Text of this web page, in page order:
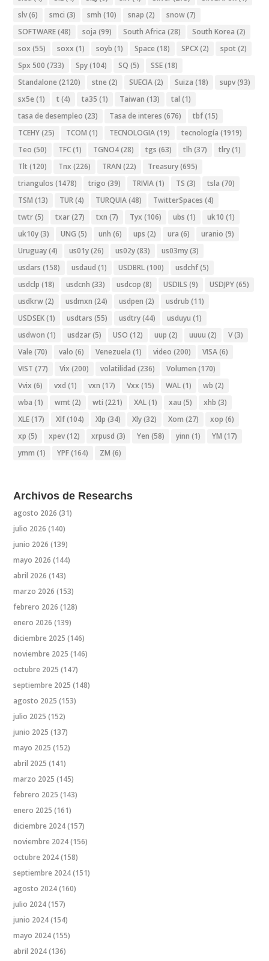
slv(6) smci (3) smh (10) snap (2) snow(7)
SOFTWARE(48) soja (99) South Africa (28) South Korea (2)
sox (55) soxx (1) soyb (1) Space (18) SPCX(2) spot (2)
Spx 500 (733) Spy(104) SQ (5) SSE(18)
Standalone (2120) stne (2) SUECIA(2) Suiza (18) supv(93)
sx5e (1) t (4) ta35 (1) Taiwan (13) tal (1)
tasa de desempleo (23) Tasa de interes (676) tbf(15)
TCEHY(25) TCOM (1) TECNOLOGIA(19) tecnología (1919)
Teo (50) TFC(1) TGNO4(28) tgs (63) tlh (37) tlry(1)
Tlt (120) Tnx (226) TRAN (22) Treasury(695)
triangulos (1478) trigo (39) TRIVIA(1) TS (3) tsla (70)
TSM (13) TUR(4) TURQUIA(48) TwitterSpaces (4)
twtr(5) txar(27) txn (7) Tyx (106) ubs (1) uk10 (1)
uk10y(3) UNG (5) unh (6) ups (2) ura (6) uranio (9)
Uruguay(4) us01y(26) us02y(83) us03my(3)
usdars (158) usdaud (1) USDBRL(100) usdchf(5)
usdclp (18) usdcnh (33) usdcop (8) USDILS (9) USDJPY(65)
usdkrw(2) usdmxn (24) usdpen (2) usdrub (11)
USDSEK(1) usdtars (55) usdtry(44) usduyu (1)
usdwon (1) usdzar(5) USO (12) uup (2) uuuu (2) V(3)
Vale (70) valo (6) Venezuela (1) video (200) VISA(6)
VIST (77) Vix (200) volatilidad (236) Volumen (170)
Vvix (6) vxd (1) vxn (17) Vxx (15) WAL(1) wb (2)
wba (1) wmt (2) wti (221) XAL(1) xau (5) xhb (3)
XLE(17) Xlf(104) Xlp (34) Xly(32) Xom (27) xop (6)
xp (5) xpev(12) xrpusd (3) Yen (58) yinn (1) YM (17)
ymm (1) YPF(164) ZM (6)
Archivos de Researchs
agosto 2026 (31)
julio 2026 (140)
junio 2026 (139)
mayo 2026 (144)
abril 2026 (143)
marzo 2026 (153)
febrero 2026 (128)
enero 2026 (139)
diciembre 2025 (146)
noviembre 2025 (146)
octubre 2025 (147)
septiembre 2025 (148)
agosto 2025 (153)
julio 2025 (152)
junio 2025 (137)
mayo 2025 (152)
abril 2025 (141)
marzo 2025 (145)
febrero 2025 (143)
enero 2025 (161)
diciembre 2024(157)
noviembre 2024(156)
octubre 2024(158)
septiembre 2024(151)
agosto 2024(160)
julio 2024(157)
junio 2024(154)
mayo 2024(155)
abril 2024(136)